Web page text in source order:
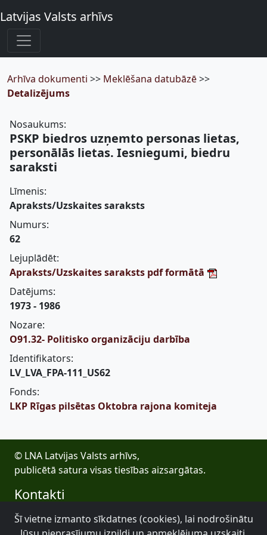
Latvijas Valsts arhīvs
Arhīva dokumenti >> Meklēšana datubāzē>>
Detalizējums
Nosaukums:
PSKP biedros uzņemto personas lietas,
personālās lietas. Iesniegumi, biedru
saraksti
Līmenis:
Apraksts/Uzskaites saraksts
Numurs:
62
Lejuplādēt:
Apraksts/Uzskaites saraksts pdf formātā
Datējums:
1973 - 1986
Nozare:
O91.32- Politisko organizāciju darbība
Identifikators:
LV_LVA_FPA-111_US62
Fonds:
LKP Rīgas pilsētas Oktobra rajona komiteja
© LNA Latvijas Valsts arhīvs,
publicētā satura visas tiesības aizsargātas.
Kontakti
E-pasts: lva@arhivi.gov.lv
Tālrunis: +371 20027447
Šī vietne izmanto sīkdatnes (cookies), lai nodrošinātu